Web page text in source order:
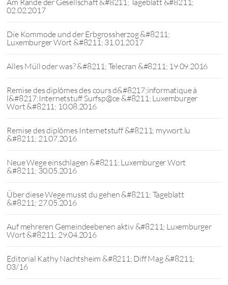
Am Rande der Gesellschaft &#8211; Tageblatt &#8211;
02.02.2017
Die Kommode und der Erbgrossherzog &#8211;
Luxemburger Wort &#8211; 31.01.2017
Alles Müll oder was? &#8211; Telecran &#8211; 19.09.2016
Remise des diplômes des cours d&#8217;informatique à
l&#8217;Internetstuff Surfsp@ce &#8211; Luxemburger
Wort &#8211; 10.08.2016
Remise des diplômes Internetstuff &#8211; mywort.lu
&#8211; 21.07.2016
Neue Wege einschlagen &#8211; Luxemburger Wort
&#8211; 30.05.2016
Über diese Wege musst du gehen &#8211; Tageblatt
&#8211; 27.05.2016
Auf mehreren Gemeindeebenen aktiv &#8211; Luxemburger
Wort &#8211; 29.04.2016
Editorial Kathy Nachtsheim &#8211; Diff Mag &#8211;
03/16